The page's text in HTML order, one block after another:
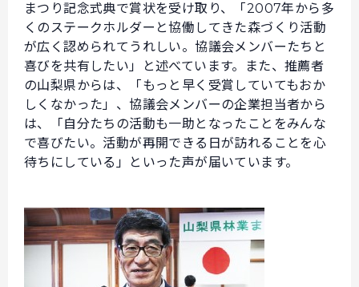
まつり記念式典で賞状を受け取り、「2007年から多
くのステークホルダーと協働してきた森づくり活動
が広く認められてうれしい。協議会メンバーたちと
喜びを共有したい」と述べています。また、推薦者
の山梨県からは、「もっと早く受賞していてもおか
しくなかった」、協議会メンバーの企業担当者から
は、「自分たちの活動も一助となったことをみんな
で喜びたい。活動が再開できる日が訪れることを心
待ちにしている」といった声が届いています。